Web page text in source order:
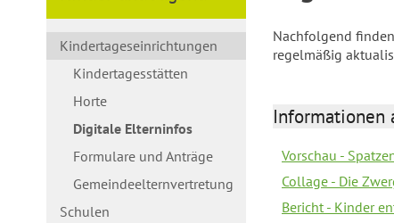
Kindertageseinrichtungen
Kindertagesstätten
Horte
Digitale Elterninfos
Formulare und Anträge
Gemeindeelternvertretung
Schulen
Nachfolgend
regelmäßig
Informationen
Vorschau -
Collage - Die
Bericht - Kinder